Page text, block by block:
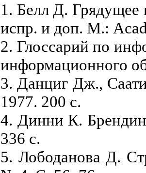
1. Белл Д. Грядущее
испр. и доп. М.:
2. Глоссарий по
информационного
3. Данциг Дж.,
1977. 200 с.
4. Динни К.
336 с.
5. Лободанова Д.